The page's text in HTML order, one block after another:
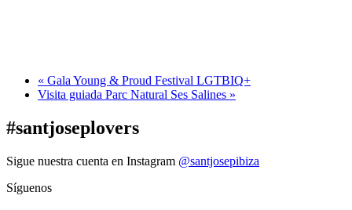
« Gala Young & Proud Festival LGTBIQ+
Visita guiada Parc Natural Ses Salines »
#santjoseplovers
Sigue nuestra cuenta en Instagram @santjosepibiza
Síguenos